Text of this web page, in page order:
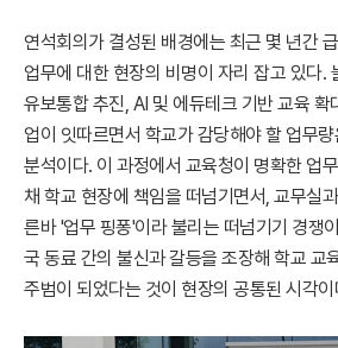
연석회의가 결성된 배경에는 최근 몇 년간
업무에 대한 현장의 비명이 자리 잡고 있다.
유보통합 추진, AI 및 에듀테크 기반 교육 확
업이 잇따르면서 학교가 감당해야 할 업무
분석이다. 이 과정에서 교육청이 명확한 업
채 학교 현장에 책임을 떠넘기면서, 교무실
른바 '업무 핑퐁'이라 불리는 떠넘기기 경쟁
국 동료 간의 불신과 갈등을 조장해 학교 교
주범이 되었다는 것이 현장의 공통된 시각이